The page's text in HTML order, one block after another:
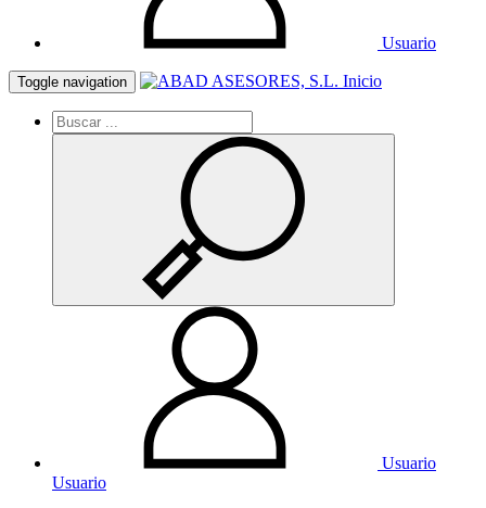
Usuario
Toggle navigation Inicio
Usuario
Usuario